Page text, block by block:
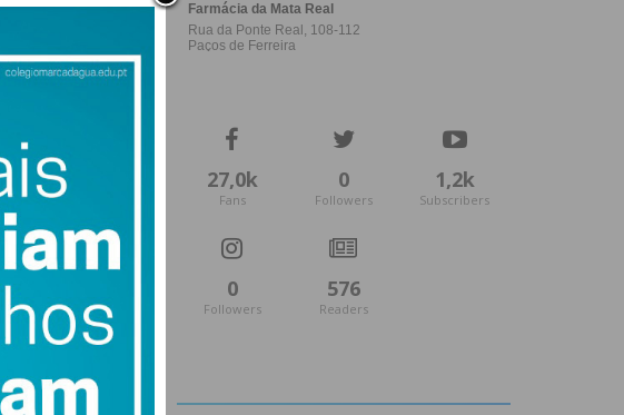
27,0k
Fans
0
Followers
1,2k
Subscribers
0
Followers
576
Readers